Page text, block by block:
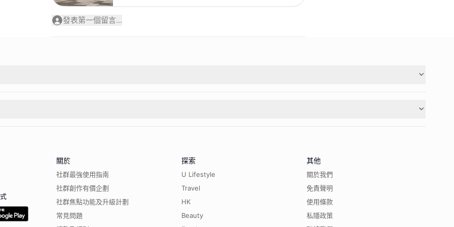
發表第一個留言...
關於
社群最強使用指南
社群創作有價企劃
社群焦點功能及升級計劃
常見問題
探索
U Lifestyle
Travel
HK
Beauty
其他
關於我們
免責聲明
使用條款
私隱政策